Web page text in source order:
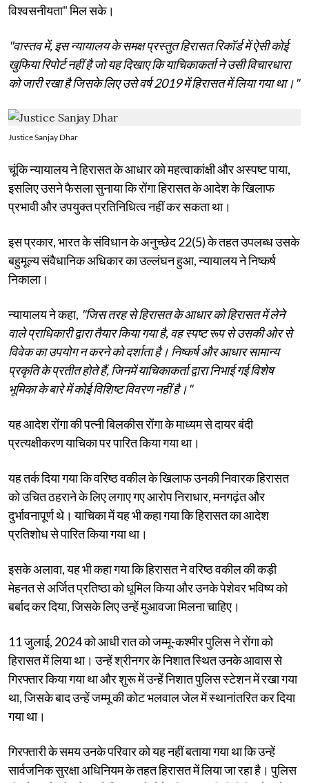
विश्वसनीयता" मिल सके।
"वास्तव में, इस न्यायालय के समक्ष प्रस्तुत हिरासत रिकॉर्ड में ऐसी कोई
खुफिया रिपोर्ट नहीं है जो यह दिखाए कि याचिकाकर्ता ने उसी विचारधारा
को जारी रखा है जिसके लिए उसे वर्ष 2019 में हिरासत में लिया गया था।"
Justice Sanjay Dhar
चूंकि न्यायालय ने हिरासत के आधार को महत्वाकांक्षी और अस्पष्ट पाया,
इसलिए उसने फैसला सुनाया कि रोंगा हिरासत के आदेश के खिलाफ
प्रभावी और उपयुक्त प्रतिनिधित्व नहीं कर सकता था।
इस प्रकार, भारत के संविधान के अनुच्छेद 22(5) के तहत उपलब्ध उसके
बहुमूल्य संवैधानिक अधिकार का उल्लंघन हुआ, न्यायालय ने निष्कर्ष
निकाला।
न्यायालय ने कहा, "जिस तरह से हिरासत के आधार को हिरासत में लेने
वाले प्राधिकारी द्वारा तैयार किया गया है, वह स्पष्ट रूप से उसकी ओर से
विवेक का उपयोग न करने को दर्शाता है। निष्कर्ष और आधार सामान्य
प्रकृति के प्रतीत होते हैं, जिनमें याचिकाकर्ता द्वारा निभाई गई विशेष
भूमिका के बारे में कोई विशिष्ट विवरण नहीं है।"
यह आदेश रोंगा की पत्नी बिलकीस रोंगा के माध्यम से दायर बंदी
प्रत्यक्षीकरण याचिका पर पारित किया गया था।
यह तर्क दिया गया कि वरिष्ठ वकील के खिलाफ उनकी निवारक हिरासत
को उचित ठहराने के लिए लगाए गए आरोप निराधार, मनगढ़ंत और
दुर्भावनापूर्ण थे। याचिका में यह भी कहा गया कि हिरासत का आदेश
प्रतिशोध से पारित किया गया था।
इसके अलावा, यह भी कहा गया कि हिरासत ने वरिष्ठ वकील की कड़ी
मेहनत से अर्जित प्रतिष्ठा को धूमिल किया और उनके पेशेवर भविष्य को
बर्बाद कर दिया, जिसके लिए उन्हें मुआवजा मिलना चाहिए।
11 जुलाई, 2024 को आधी रात को जम्मू-कश्मीर पुलिस ने रोंगा को
हिरासत में लिया था। उन्हें श्रीनगर के निशात स्थित उनके आवास से
गिरफ्तार किया गया था और शुरू में उन्हें निशात पुलिस स्टेशन में रखा गया
था, जिसके बाद उन्हें जम्मू की कोट भलवाल जेल में स्थानांतरित कर दिया
गया था।
गिरफ्तारी के समय उनके परिवार को यह नहीं बताया गया था कि उन्हें
सार्वजनिक सुरक्षा अधिनियम के तहत हिरासत में लिया जा रहा है। पुलिस